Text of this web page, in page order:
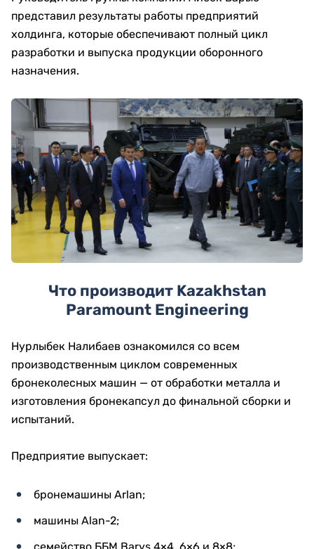
представил результаты работы предприятий
холдинга, которые обеспечивают полный цикл
разработки и выпуска продукции оборонного
назначения.
Что производит Kazakhstan
Paramount Engineering
Нурлыбек Налибаев ознакомился со всем
производственным циклом современных
бронеколесных машин — от обработки металла и
изготовления бронекапсул до финальной сборки и
испытаний.
Предприятие выпускает:
бронемашины Arlan;
машины Alan-2;